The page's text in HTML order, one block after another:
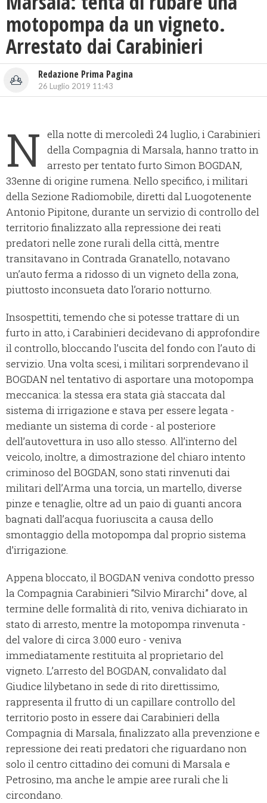
motopompa da un vigneto.
Arrestato dai Carabinieri
Redazione Prima Pagina
26 Luglio 2019 11:43
N ella notte di mercoledì 24 luglio, i Carabinieri
della Compagnia di Marsala, hanno tratto in
arresto per tentato furto Simon BOGDAN,
33enne di origine rumena. Nello specifico, i militari
della Sezione Radiomobile, diretti dal Luogotenente
Antonio Pipitone, durante un servizio di controllo del
territorio finalizzato alla repressione dei reati
predatori nelle zone rurali della città, mentre
transitavano in Contrada Granatello, notavano
un’auto ferma a ridosso di un vigneto della zona,
piuttosto inconsueta dato l’orario notturno.
Insospettiti, temendo che si potesse trattare di un
furto in atto, i Carabinieri decidevano di approfondire
il controllo, bloccando l’uscita del fondo con l’auto di
servizio. Una volta scesi, i militari sorprendevano il
BOGDAN nel tentativo di asportare una motopompa
meccanica: la stessa era stata già staccata dal
sistema di irrigazione e stava per essere legata -
mediante un sistema di corde - al posteriore
dell’autovettura in uso allo stesso. All’interno del
veicolo, inoltre, a dimostrazione del chiaro intento
criminoso del BOGDAN, sono stati rinvenuti dai
militari dell’Arma una torcia, un martello, diverse
pinze e tenaglie, oltre ad un paio di guanti ancora
bagnati dall’acqua fuoriuscita a causa dello
smontaggio della motopompa dal proprio sistema
d’irrigazione.
Appena bloccato, il BOGDAN veniva condotto presso
la Compagnia Carabinieri “Silvio Mirarchi” dove, al
termine delle formalità di rito, veniva dichiarato in
stato di arresto, mentre la motopompa rinvenuta -
del valore di circa 3.000 euro - veniva
immediatamente restituita al proprietario del
vigneto. L’arresto del BOGDAN, convalidato dal
Giudice lilybetano in sede di rito direttissimo,
rappresenta il frutto di un capillare controllo del
territorio posto in essere dai Carabinieri della
Compagnia di Marsala, finalizzato alla prevenzione e
repressione dei reati predatori che riguardano non
solo il centro cittadino dei comuni di Marsala e
Petrosino, ma anche le ampie aree rurali che li
circondano.